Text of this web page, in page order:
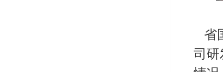
省
司研